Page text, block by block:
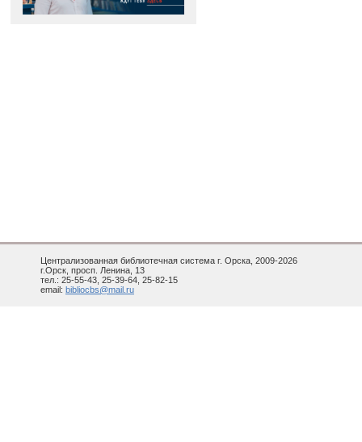
Централизованная библиотечная система г. Орска, 2009-2026
г.Орск, просп. Ленина, 13
тел.: 25-55-43, 25-39-64, 25-82-15
email: bibliocbs@mail.ru